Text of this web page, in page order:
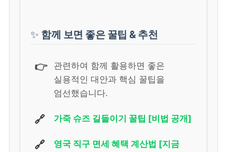
✨ 함께 보면 좋은 꿀팁 & 추천
👉
관련하여 함께 활용하면 좋은
실용적인 대안과 핵심 꿀팁을
엄선했습니다.
🔗 가죽 슈즈 길들이기 꿀팁 [비법 공개]
🔗
영국 직구 면세 혜택 계산법 [지금